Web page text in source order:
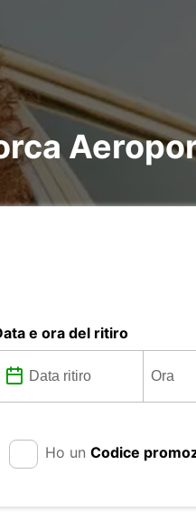
e ora del ritiro
Ho un Codice